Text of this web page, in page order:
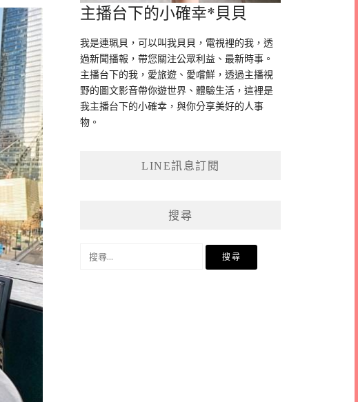
主播台下的小確幸*貝貝
我是連珮貝，可以叫我貝貝，電視裡的我，透
過新聞播報，帶您關注公眾利益、最新時事。
主播台下的我，愛旅遊、愛嚐鮮，透過主播視
野的圖文影音帶你遊世界、體驗生活，這裡是
我主播台下的小確幸，與你分享美好的人事
物。
LINE訊息訂閱
搜尋